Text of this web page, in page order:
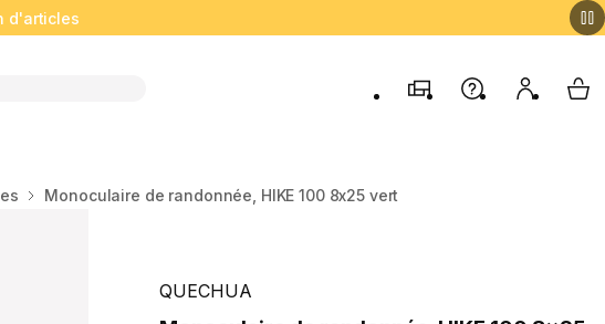
d'articles
MagasinsAide Mon My
Monoculaire de randonnée, HIKE 100 8x25 vert
QUECHUA